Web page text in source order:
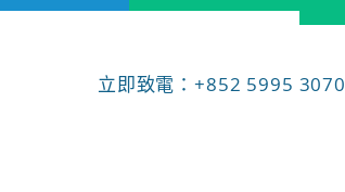
立即致電：+852 5995 3070